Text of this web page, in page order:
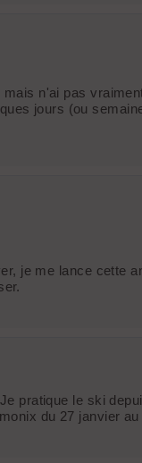
n'ai pas
jours (ou
je me lance cette
pratique le ski
du 27 janvier